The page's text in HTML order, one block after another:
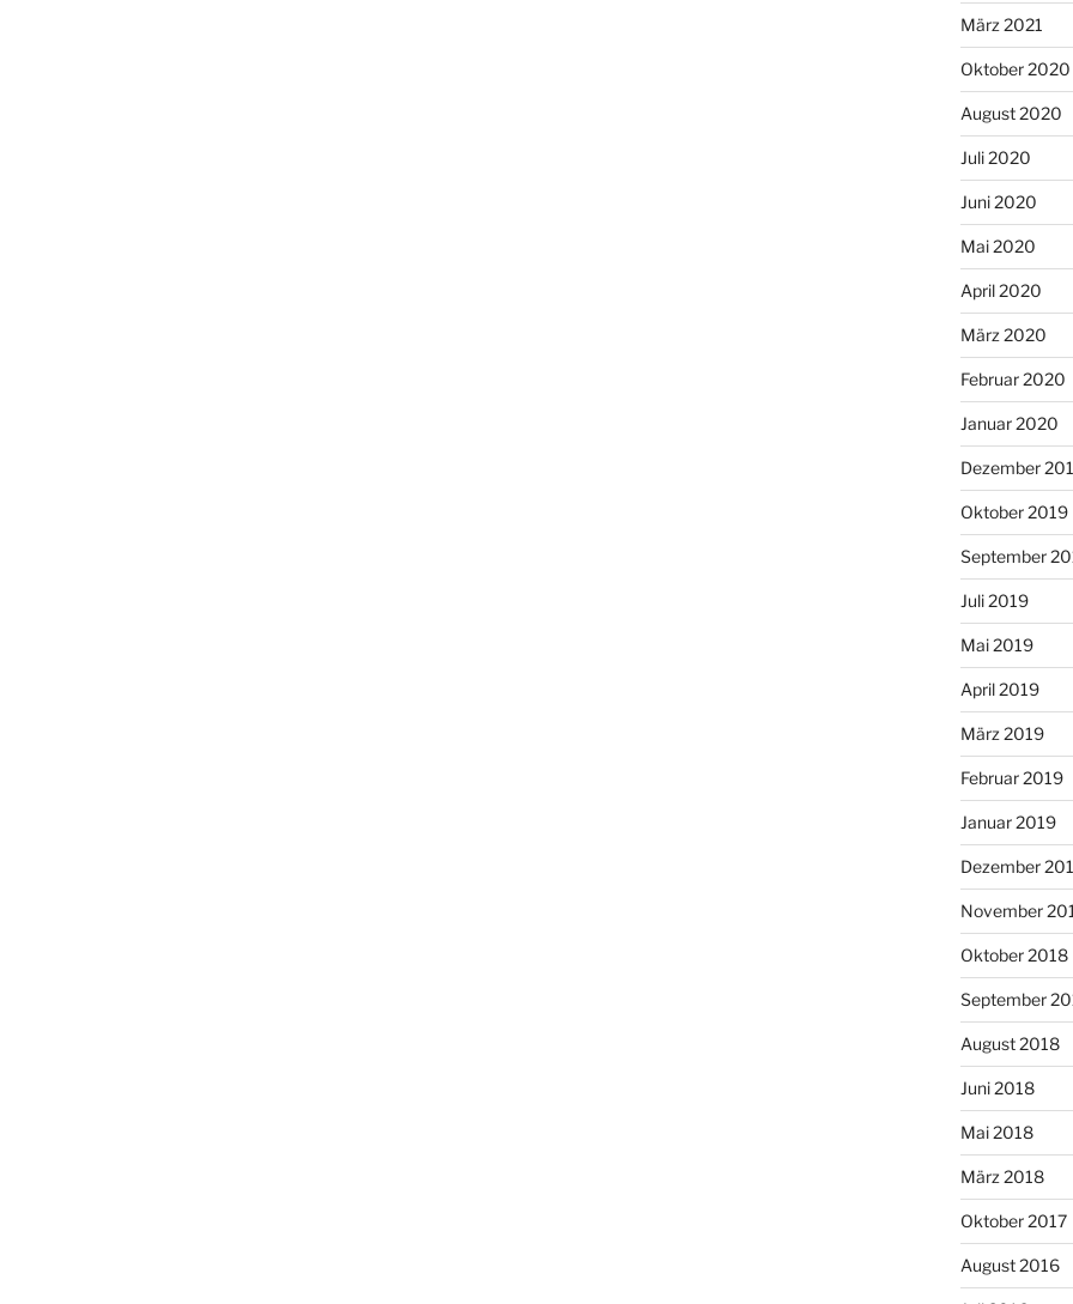
März 2021
Oktober 2020
August 2020
Juli 2020
Juni 2020
Mai 2020
April 2020
März 2020
Februar 2020
Januar 2020
Dezember
Oktober 2019
September
Juli 2019
Mai 2019
April 2019
März 2019
Februar 2019
Januar 2019
Dezember
November
Oktober 2018
September
August 2018
Juni 2018
Mai 2018
März 2018
Oktober 2017
August 2016